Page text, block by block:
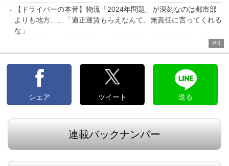
【ドライバーの本音】物流「2024年問題」が深刻なのは都市部
よりも地方……「適正運賃もらえなんて、無責任に言ってくれる
な」
PR
シェア ツイート 送る
連載バックナンバー